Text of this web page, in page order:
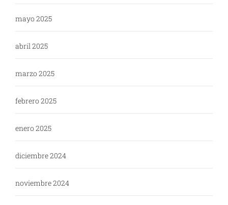
mayo 2025
abril 2025
marzo 2025
febrero 2025
enero 2025
diciembre 2024
noviembre 2024